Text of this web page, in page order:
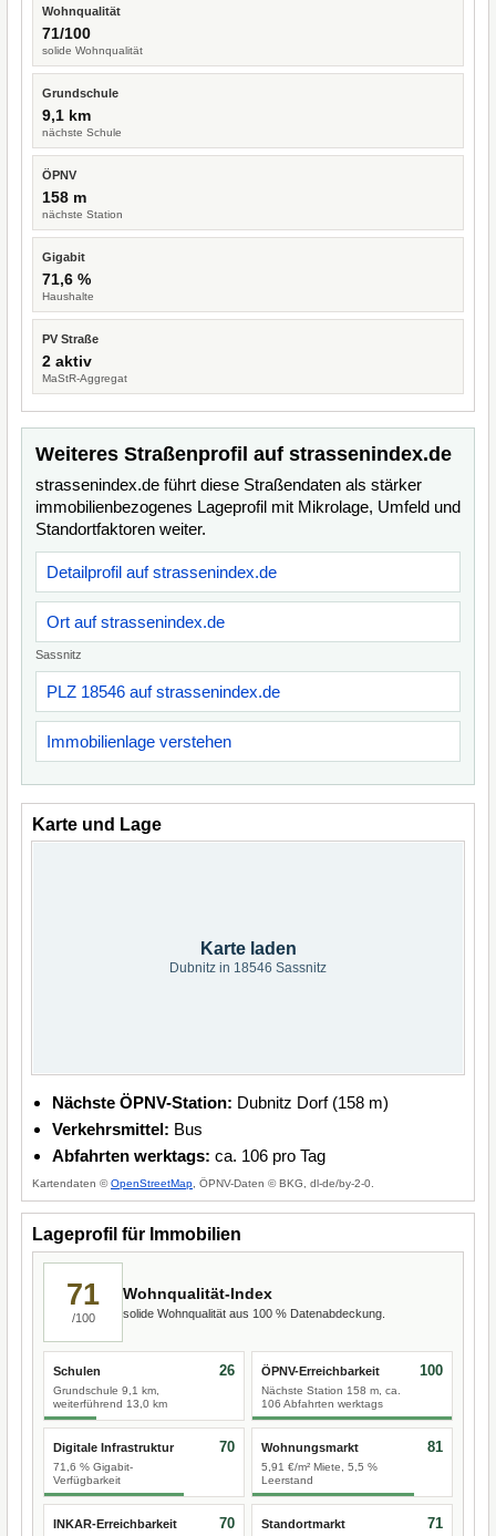
Wohnqualität
71/100
solide Wohnqualität
Grundschule
9,1 km
nächste Schule
ÖPNV
158 m
nächste Station
Gigabit
71,6 %
Haushalte
PV Straße
2 aktiv
MaStR-Aggregat
Weiteres Straßenprofil auf strassenindex.de
strassenindex.de führt diese Straßendaten als stärker
immobilienbezogenes Lageprofil mit Mikrolage, Umfeld und
Standortfaktoren weiter.
Detailprofil auf strassenindex.de
Ort auf strassenindex.de
Sassnitz
PLZ 18546 auf strassenindex.de
Immobilienlage verstehen
Karte und Lage
Karte laden
Dubnitz in 18546 Sassnitz
Nächste ÖPNV-Station: Dubnitz Dorf (158 m)
Verkehrsmittel: Bus
Abfahrten werktags: ca. 106 pro Tag
Kartendaten ©OpenStreetMap , ÖPNV-Daten © BKG, dl-de/by-2-0.
Lageprofil für Immobilien
71
/100
Wohnqualität-Index
solide Wohnqualität aus 100 % Datenabdeckung.
Schulen
Grundschule 9,1 km,
weiterführend 13,0 km
26 ÖPNV-Erreichbarkeit
Nächste Station 158 m, ca.
106 Abfahrten werktags
100
Digitale Infrastruktur
71,6 % Gigabit-
Verfügbarkeit
70 Wohnungsmarkt
5,91 €/m² Miete, 5,5 %
Leerstand
81
INKAR-Erreichbarkeit 70 Standortmarkt 71